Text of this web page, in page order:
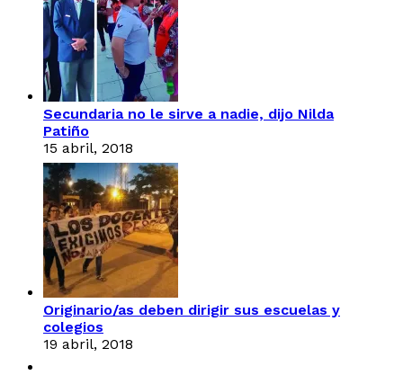
Secundaria no le sirve a nadie, dijo Nilda
Patiño
15 abril, 2018
Originario/as deben dirigir sus escuelas y
colegios
19 abril, 2018